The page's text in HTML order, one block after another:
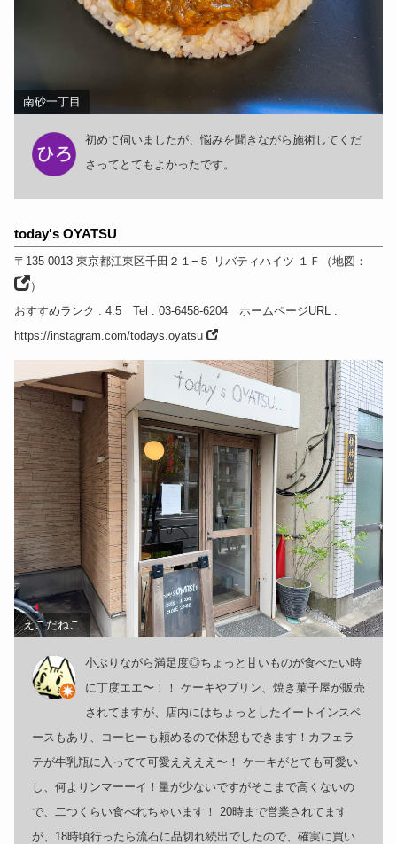
南砂一丁目
初めて伺いましたが、悩みを聞きながら施術してくだ
さってとてもよかったです。
today's OYATSU
〒135-0013 東京都江東区千田２１−５ リバティハイツ １Ｆ （地図：
）
おすすめランク : 4.5 Tel : 03-6458-6204 ホームページURL:
https://instagram.com/todays.oyatsu
えこだねこ
小ぶりながら満足度◎ちょっと甘いものが食べたい時
に丁度エエ〜！！ ケーキやプリン、焼き菓子屋が販売
されてますが、店内にはちょっとしたイートインスペ
ースもあり、コーヒーも頼めるので休憩もできます！カフェラ
テが牛乳瓶に入ってて可愛ええええ〜！ ケーキがとても可愛い
し、何よりンマーーイ！量が少ないですがそこまで高くないの
で、二つくらい食べれちゃいます！ 20時まで営業されてます
が、18時頃行ったら流石に品切れ続出でしたので、確実に買い